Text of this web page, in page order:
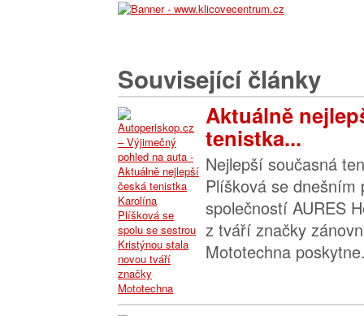
Související články
Aktuálně
tenistka...
Nejlepší současná
Plíšková se dnešním
společností AURES
z tváří značky
Mototechna